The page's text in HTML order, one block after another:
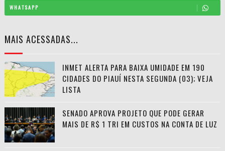
WHATSAPP
MAIS ACESSADAS...
INMET ALERTA PARA BAIXA UMIDADE EM 190
CIDADES DO PIAUÍ NESTA SEGUNDA (03); VEJA
LISTA
SENADO APROVA PROJETO QUE PODE GERAR
MAIS DE R$ 1 TRI EM CUSTOS NA CONTA DE LUZ